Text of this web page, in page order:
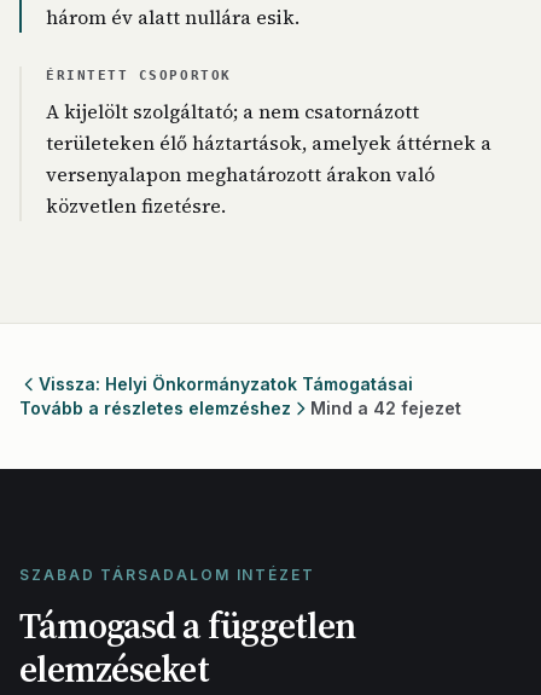
három év alatt nullára esik.
ÉRINTETT CSOPORTOK
A kijelölt szolgáltató; a nem csatornázott
területeken élő háztartások, amelyek áttérnek a
versenyalapon meghatározott árakon való
közvetlen fizetésre.
Vissza: Helyi Önkormányzatok Támogatásai
Tovább a részletes elemzéshez
Mind a 42 fejezet
SZABAD TÁRSADALOM INTÉZET
Támogasd a független
elemzéseket